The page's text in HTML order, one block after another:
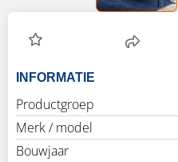
INFORMATIE
Productgroep
Merk / model
Bouwjaar